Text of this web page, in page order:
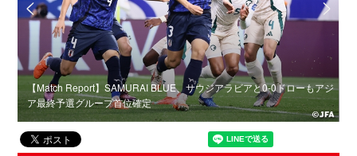
【Match Report】SAMURAI BLUE、サウジアラビアと0-0ドローもアジ
ア最終予選グループ首位確定